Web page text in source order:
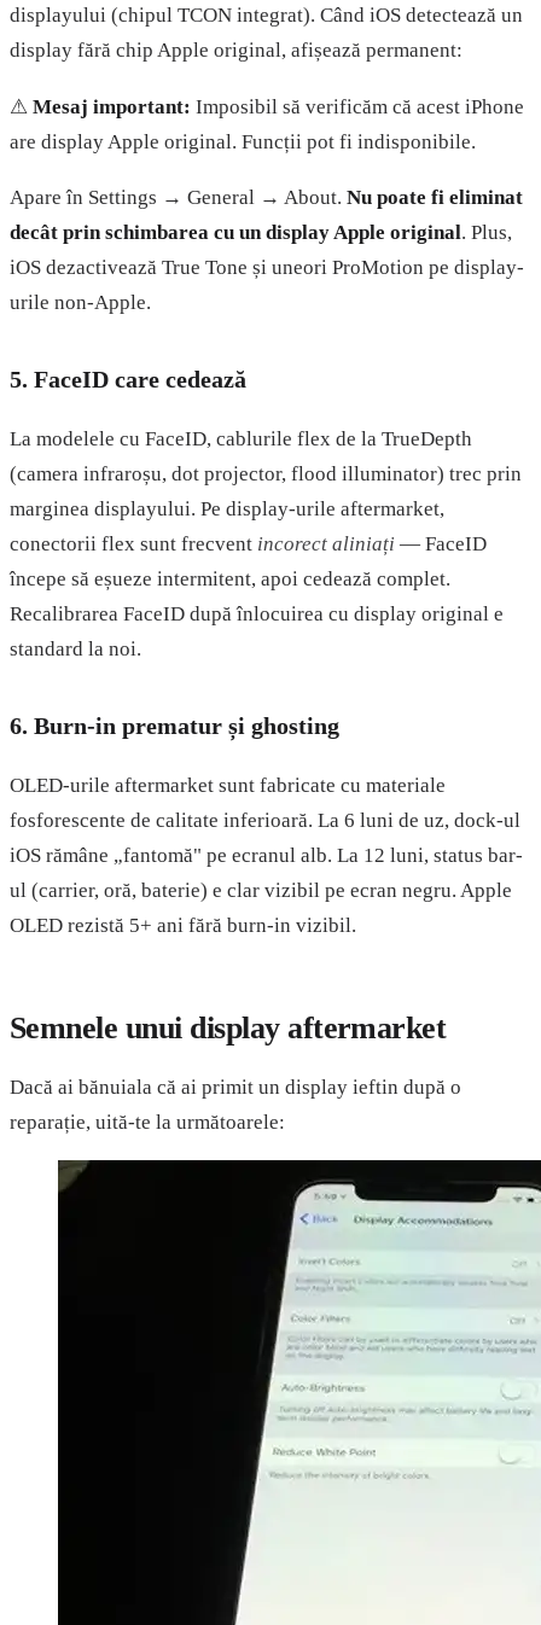
displayului (chipul TCON integrat). Când iOS detectează un
display fără chip Apple original, afișează permanent:
⚠ Mesaj important: Imposibil să verificăm că acest iPhone
are display Apple original. Funcții pot fi indisponibile.
Apare în Settings → General → About. Nu poate fi eliminat
decât prin schimbarea cu un display Apple original. Plus,
iOS dezactivează True Tone și uneori ProMotion pe display-
urile non-Apple.
5. FaceID care cedează
La modelele cu FaceID, cablurile flex de la TrueDepth
(camera infraroșu, dot projector, flood illuminator) trec prin
marginea displayului. Pe display-urile aftermarket,
conectorii flex sunt frecvent incorect aliniați — FaceID
începe să eșueze intermitent, apoi cedează complet.
Recalibrarea FaceID după înlocuirea cu display original e
standard la noi.
6. Burn-in prematur și ghosting
OLED-urile aftermarket sunt fabricate cu materiale
fosforescente de calitate inferioară. La 6 luni de uz, dock-ul
iOS rămâne „fantomă" pe ecranul alb. La 12 luni, status bar-
ul (carrier, oră, baterie) e clar vizibil pe ecran negru. Apple
OLED rezistă 5+ ani fără burn-in vizibil.
Semnele unui display aftermarket
Dacă ai bănuiala că ai primit un display ieftin după o
reparație, uită-te la următoarele: